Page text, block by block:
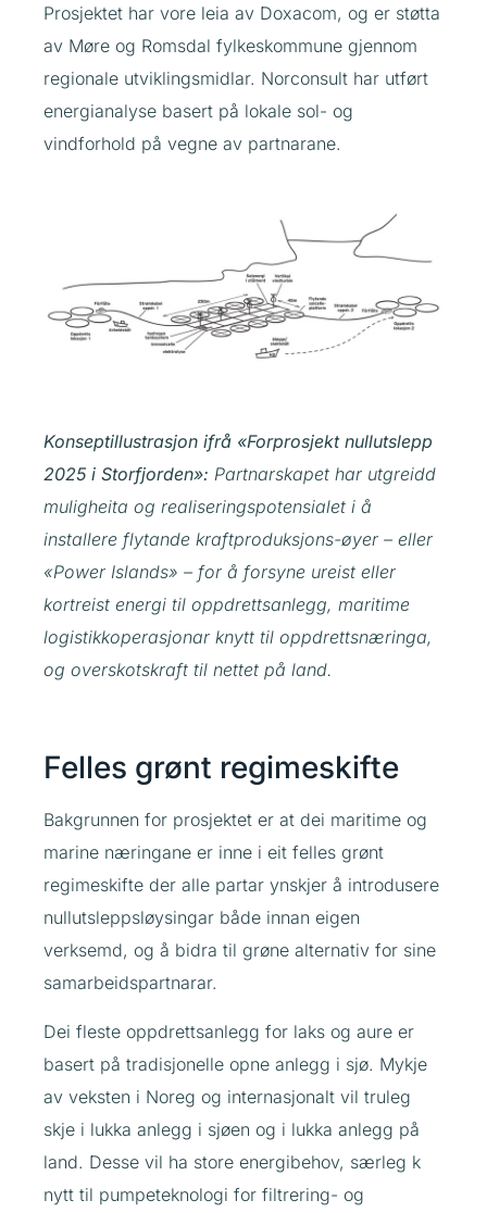
Prosjektet har vore leia av Doxacom, og er støtta
av Møre og Romsdal fylkeskommune gjennom
regionale utviklingsmidlar. Norconsult har utført
energianalyse basert på lokale sol- og
vindforhold på vegne av partnarane.​
Konseptillustrasjon ifrå «Forprosjekt nullutslepp
2025 i Storfjorden»: Partnarskapet har utgreidd
muligheita og realiseringspotensialet i å
installere flytande kraftproduksjons-øyer – eller
«Power Islands» – for å forsyne ureist eller
kortreist energi til oppdrettsanlegg, maritime
logistikkoperasjonar knytt til oppdrettsnæringa,
og overskotskraft til nettet på land.
Felles grønt regimeskifte
Bakgrunnen for prosjektet er at dei maritime og
marine næringane er inne i eit felles grønt
regimeskifte der alle partar ynskjer å introdusere
nullutsleppsløysingar både innan eigen
verksemd, og å bidra til grøne alternativ for sine
samarbeidspartnarar.
Dei fleste oppdrettsanlegg for laks og aure er
basert på tradisjonelle opne anlegg i sjø. Mykje
av veksten i Noreg og internasjonalt vil truleg
skje i lukka anlegg i sjøen og i lukka anlegg på
land. Desse vil ha store energibehov, særleg k
nytt til pumpeteknologi for filtrering- og